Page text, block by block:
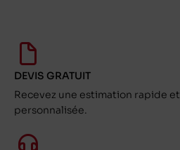
DEVIS GRATUIT
Recevez une estimation rapide et
personnalisée.